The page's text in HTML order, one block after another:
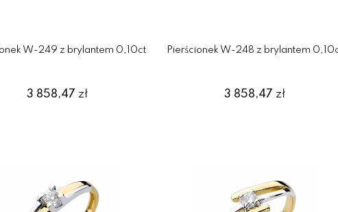
W-249 z brylantem 0,10ct
3 858,47zł
Pierścionek W-248 z brylantem
3 858,47zł